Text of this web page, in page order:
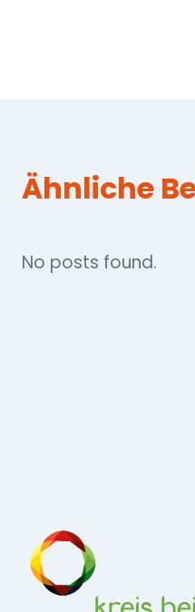
Ähnliche
No posts found.